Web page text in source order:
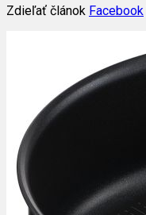
Zdieľať článok Facebook